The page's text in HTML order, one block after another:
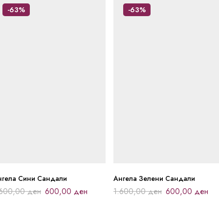
-63%
Сини Сандали
ден 600,00 ден
-63%
Ангела Зелени Сандали
1.600,00ден 600,00 ден